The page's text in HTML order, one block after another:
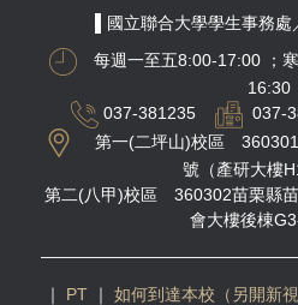
▌國立聯合大學學生事務處
每週一至五8:00-17:00
；
16:30
037-381235
037-
第一(二坪山)校區 360301
號（產研大樓
第二(八甲)校區 360302苗栗縣
會大樓後棟
｜ PT ｜ 如何到達本校（另開新視